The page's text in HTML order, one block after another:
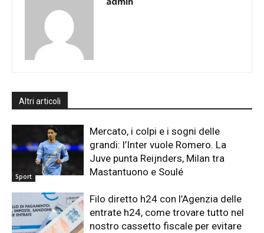
Altri articoli
Sport
Mercato, i colpi e i sogni delle
grandi: l’Inter vuole Romero. La
Juve punta Reijnders, Milan tra
Mastantuono e Soulé
Filo diretto h24 con l’Agenzia delle
entrate h24, come trovare tutto nel
nostro cassetto fiscale per evitare